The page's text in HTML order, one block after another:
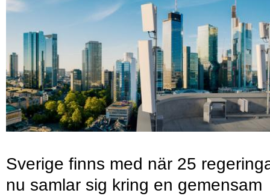
Sverige finns med när 25
nu samlar sig kring en gemensam